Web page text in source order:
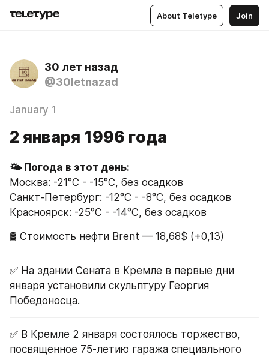
About Teletype Join
30 лет назад
@30letnazad
January 1
2 января 1996 года
Москва: -21°C - -15°C, без осадков
Санкт-Петербург: -12°C - -8°C, без осадков
Красноярск: -25°C - -14°C, без осадков
🛢 Стоимость нефти Brent — 18,68$ (+0,13)
✅ На здании Сената в Кремле в первые дни
января установили скульптуру Георгия
Победоносца.
✅ В Кремле 2 января состоялось торжество,
посвященное 75-летию гаража специального